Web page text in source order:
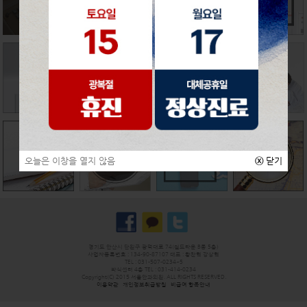
오늘은 이창을 열지 않음 ⓧ닫기
경기도 안산시 단원구 광덕대로 74(월드타운 B동 5층)
사업자등록번호 : 134-90-87107 대표 : 황찬혁 강상혁
TEL : 031-507-0234~5
라식센터 4층 TEL : 031-414-0234
Copyright(C) 2015 서울안과의원. ALL RIGHTS RESERVED.
이용약관
개인정보취급방침 비급여 항목안내